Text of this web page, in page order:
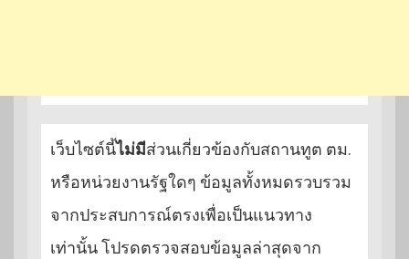
เว็บไซต์นี้ไม่มีส่วนเกี่ยวข้องกับสถานทูต ตม.
หรือหน่วยงานรัฐใดๆ ข้อมูลทั้งหมดรวบรวม
จากประสบการณ์ตรงเพื่อเป็นแนวทาง
เท่านั้น โปรดตรวจสอบข้อมูลล่าสุดจาก